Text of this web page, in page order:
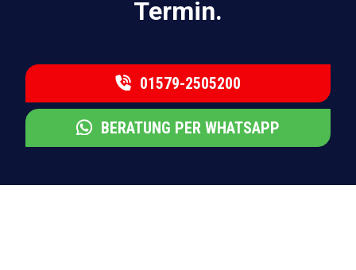
Termin.
01579-2505200
BERATUNG PER WHATSAPP